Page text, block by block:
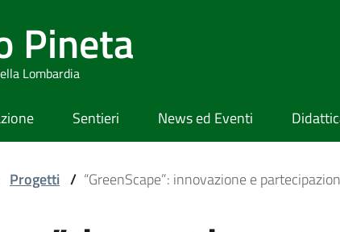
Pineta
Lombardia
Sentieri News ed Eventi
Progetti / “GreenScape”: innovazione e